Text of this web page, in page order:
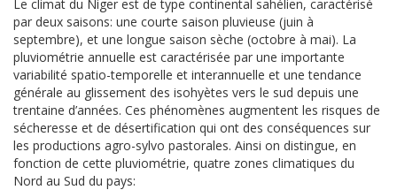
Le climat du Niger est de type continental sahélien, caractérisé
par deux saisons: une courte saison pluvieuse (juin à
septembre), et une longue saison sèche (octobre à mai). La
pluviométrie annuelle est caractérisée par une importante
variabilité spatio-temporelle et interannuelle et une tendance
générale au glissement des isohyètes vers le sud depuis une
trentaine d’années. Ces phénomènes augmentent les risques de
sécheresse et de désertification qui ont des conséquences sur
les productions agro-sylvo pastorales. Ainsi on distingue, en
fonction de cette pluviométrie, quatre zones climatiques du
Nord au Sud du pays: